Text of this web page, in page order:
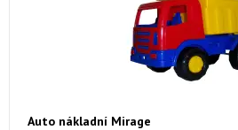
Auto nákladní Mirage